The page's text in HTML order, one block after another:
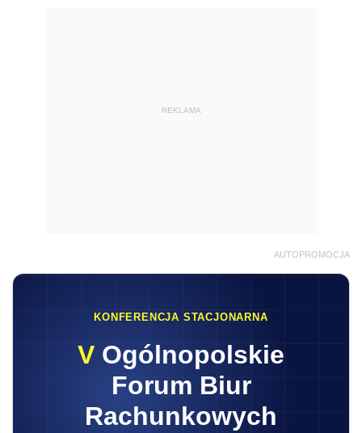
REKLAMA
AUTOPROMOCJA
KONFERENCJA STACJONARNA
V Ogólnopolskie
Forum Biur
Rachunkowych